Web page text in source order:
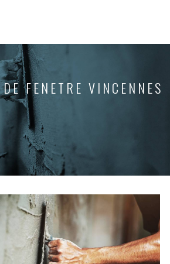
FENETRE VINCENNES
cookies